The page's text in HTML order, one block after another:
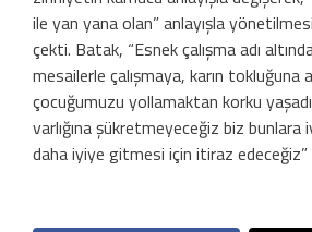
ile yan yana olan” anlayışla
çekti. Batak, “Esnek çalışma adı
mesailerle çalışmaya, karın tokluğuna
çocuğumuzu yollamaktan korku
varlığına şükretmeyeceğiz biz
daha iyiye gitmesi için itiraz edeceğiz”